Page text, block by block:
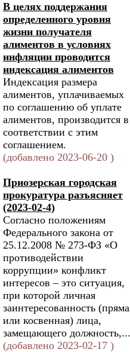
В целях поддержания
определенного уровня
жизни получателя
алиментов в условиях
инфляции проводится
индексация алиментов
Индексация размера
алиментов, уплачиваемых
по соглашению об уплате
алиментов, производится в
соответствии с этим
соглашением.
(добавлено 2023-06-20 )
Приозерская городская
прокуратура разъясняет
(2023-02-4)
Согласно положениям
Федерального закона от
25.12.2008 № 273-ФЗ «О
противодействии
коррупции» конфликт
интересов – это ситуация,
при которой личная
заинтересованность
или косвенная) лица,
замещающего должность,...
(добавлено 2023-02-17 )